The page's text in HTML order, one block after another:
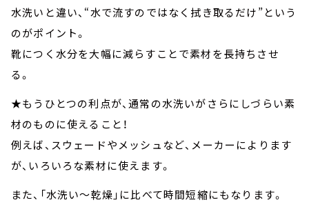
水洗いと違い、“水で流すのではなく拭き取るだけ”という
のがポイント。
靴につく水分を大幅に減らすことで素材を長持ちさせ
る。
★もうひとつの利点が、通常の水洗いがさらにしづらい素
材のものに使えること！
例えば、スウェードやメッシュなど、メーカーによります
が、いろいろな素材に使えます。
また、「水洗い～乾燥」に比べて時間短縮にもなります。